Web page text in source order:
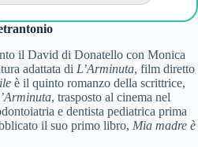
il David di Donatello con Monica
adattata di L’Arminuta, film diretto
è il quinto romanzo della scrittrice,
, trasposto al cinema nel
e dentista pediatrica prima
il suo primo libro, Mia madre è